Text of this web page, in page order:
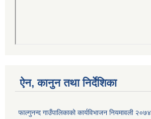
ऐन, कानुन तथा निर्देशिका
फाल्गुनन्द गाउँपालिकाको कार्यविभाजन नियमावली २०७४